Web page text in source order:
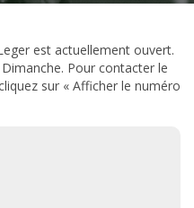
est actuellement ouvert.
Pour contacter le
sur « Afficher le numéro